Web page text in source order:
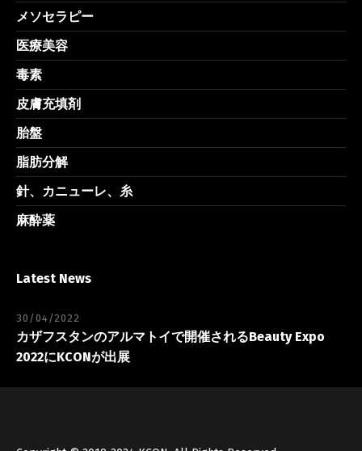
メソセラピー
医療美容
毒素
皮膚充填剤
胎盤
脂肪分解
針、カニューレ、糸
麻酔薬
Latest News
30/04/2022
カザフスタンのアルマトイで開催されるBeauty Expo
2022にKCONが出展